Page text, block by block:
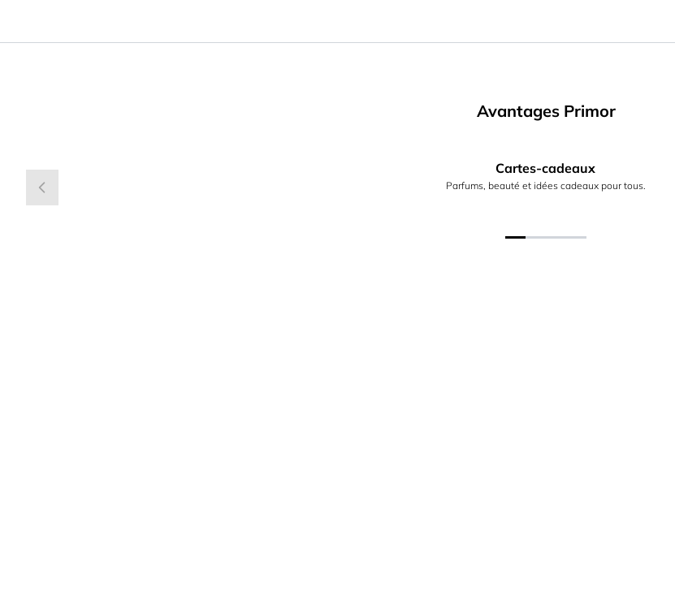
Avantages Primor
Cartes-cadeaux
Parfums, beauté et idées cadeaux pour tous.